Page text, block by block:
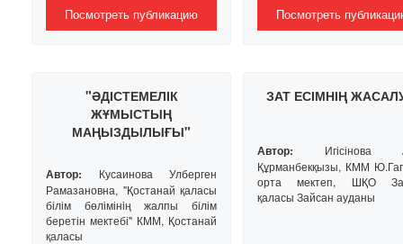
Посмотреть публикацию Посмотреть
"ӘДІСТЕМЕЛІК
ЖҰМЫСТЫҢ
МАҢЫЗДЫЛЫҒЫ"
Автор: Кусаинова Улберген
Рамазановна, "Қостанай қаласы
білім бөлімінің жалпы білім
беретін мектебі" КММ, Қостанай
қаласы
ЗАТ ЕСІМНІҢ
Автор: Игісінова
Құрманбекқызы, КММ
орта мектеп, ШҚО
қаласы Зайсан ауданы